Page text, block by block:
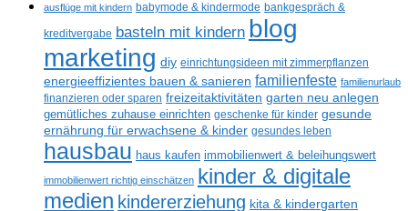
ausflüge mit kindern babymode & kindermode bankgespräch &
kreditvergabe basteln mit kindern blog
marketing diy einrichtungsideen mit zimmerpflanzen
energieeffizientes bauen & sanieren familienfeste familienurlaub
finanzieren oder sparen freizeitaktivitäten garten neu anlegen
gemütliches zuhause einrichten geschenke für kinder gesunde
ernährung für erwachsene & kinder gesundes leben
hausbau haus kaufen immobilienwert & beleihungswert
immobilienwert richtig einschätzen kinder & digitale
medien kindererziehung kita & kindergarten